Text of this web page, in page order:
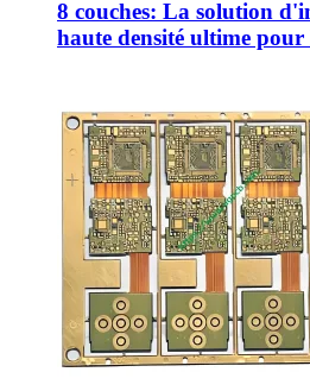
8 couches: La solution
haute densité ultime pour